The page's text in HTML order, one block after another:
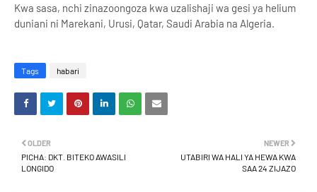
Kwa sasa, nchi zinazoongoza kwa uzalishaji wa gesi ya helium
duniani ni Marekani, Urusi, Qatar, Saudi Arabia na Algeria.
Tags habari
NEWER
UTABIRI WA HALI YA HEWA KWA
SAA 24 ZIJAZO
OLDER
PICHA: DKT. BITEKO AWASILI
LONGIDO